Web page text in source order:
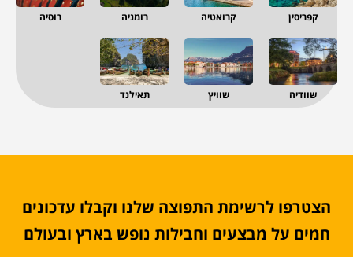
קפריסין קרואטיה רומניה רוסיה
שוודיה שוויץ תאילנד
הצטרפו לרשימת התפוצה שלנו וקבלו עדכונים
חמים על מבצעים וחבילות נופש בארץ ובעולם